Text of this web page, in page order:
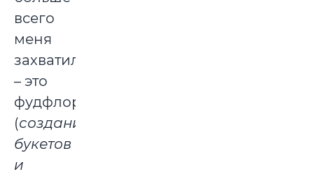
всего
меня
захватило
– это
фудфлористика
(создание
букетов
и